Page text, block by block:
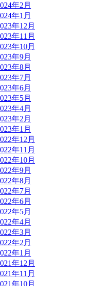
年2月
年1月
年12月
年11月
年10月
年9月
年8月
年7月
年6月
年5月
年4月
年2月
年1月
年12月
年11月
年10月
年9月
年8月
年7月
年6月
年5月
年4月
年3月
年2月
年1月
年12月
年11月
年10月